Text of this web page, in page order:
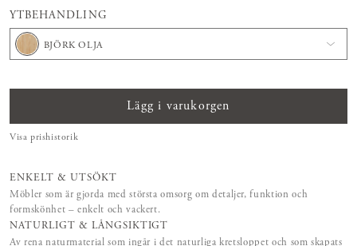
YTBEHANDLING
BJÖRK OLJA
Lägg i varukorgen
Visa prishistorik
ENKELT & UTSÖKT
Möbler som är gjorda med största omsorg om detaljer, funktion och
formskönhet – enkelt och vackert.
NATURLIGT & LÅNGSIKTIGT
Av rena naturmaterial som ingår i det naturliga kretsloppet och som skapats